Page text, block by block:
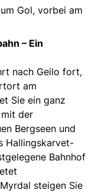
Gol, vorbei am
– Ein
nach Geilo fort,
am
Sie ein ganz
der
Bergseen und
Hallingskarvet-
Bahnhof
steigen Sie